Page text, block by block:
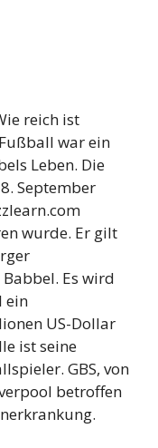
reich ist
war ein
Leben. Die
September
wurde. Er gilt
Es wird
ein
US-Dollar
ist seine
GBS, von
betroffen